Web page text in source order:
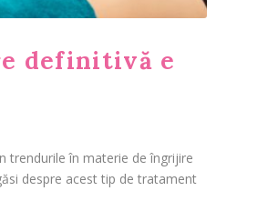
definitivă e
trendurile în materie de îngrijire
despre acest tip de tratament